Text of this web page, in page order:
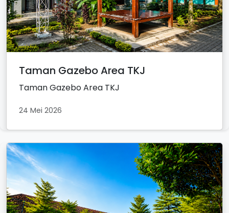
Taman Gazebo Area TKJ
Taman Gazebo Area TKJ
24 Mei 2026